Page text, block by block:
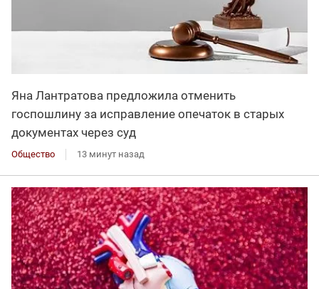
Яна Лантратова предложила отменить
госпошлину за исправление опечаток в старых
документах через суд
Общество 13 минут назад